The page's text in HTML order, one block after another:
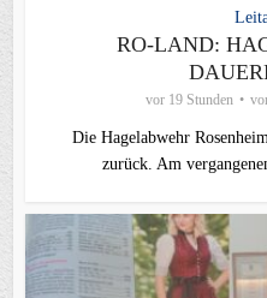
RO-LAND:
vor 19 Stunden
Die Hagelabwehr
zurück. Am